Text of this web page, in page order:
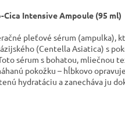
Intensive Ampoule (95 ml)
pleťové sérum (ampulka),
(Centella Asiatica) s
sérum s bohatou, mliečnou
pokožku – hĺbkovo opravuje
hydratáciu a zanecháva ju